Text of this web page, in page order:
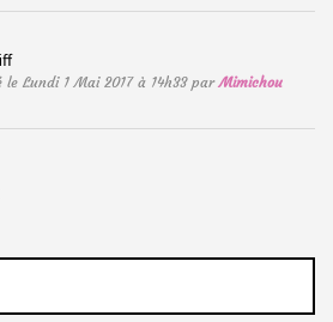
le Lundi 1 Mai 2017 à 14h33 parMimichou